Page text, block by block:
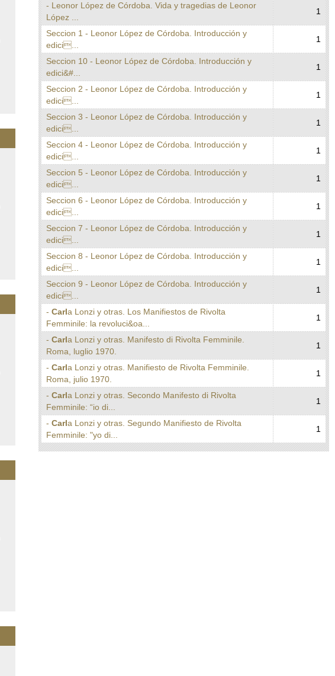
- Leonor López de Córdoba. Vida y tragedias de Leonor
López ...
1
Seccion 1 - Leonor López de Córdoba. Introducción y
edici...
1
Seccion 10 - Leonor López de Córdoba. Introducción y
edici&#...
1
Seccion 2 - Leonor López de Córdoba. Introducción y
edici...
1
Seccion 3 - Leonor López de Córdoba. Introducción y
edici...
1
Seccion 4 - Leonor López de Córdoba. Introducción y
edici...
1
Seccion 5 - Leonor López de Córdoba. Introducción y
edici...
1
Seccion 6 - Leonor López de Córdoba. Introducción y
edici...
1
Seccion 7 - Leonor López de Córdoba. Introducción y
edici...
1
Seccion 8 - Leonor López de Córdoba. Introducción y
edici...
1
Seccion 9 - Leonor López de Córdoba. Introducción y
edici...
1
-Carla Lonzi y otras. Los Manifiestos de Rivolta
Femminile: la revoluci&oa...
1
-Carla Lonzi y otras. Manifesto di Rivolta Femminile.
Roma, luglio 1970.
1
-Carla Lonzi y otras. Manifiesto de Rivolta Femminile.
Roma, julio 1970.
1
-Carla Lonzi y otras. Secondo Manifesto di Rivolta
Femminile: “io di...
1
-Carla Lonzi y otras. Segundo Manifiesto de Rivolta
Femminile: "yo di...
1